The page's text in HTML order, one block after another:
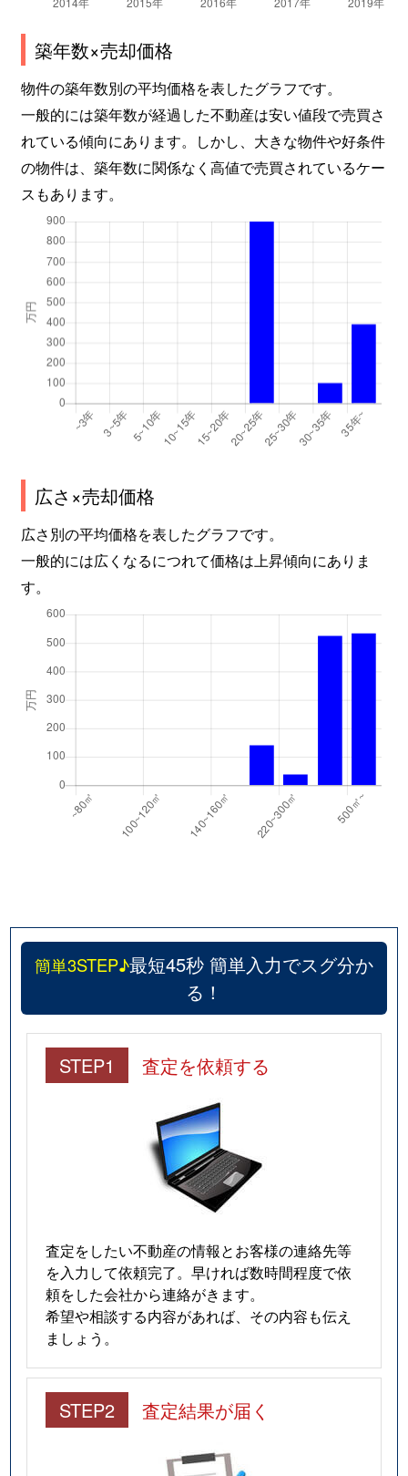
築年数×売却価格
物件の築年数別の平均価格を表したグラフです。
一般的には築年数が経過した不動産は安い値段で売買さ
れている傾向にあります。しかし、大きな物件や好条件
の物件は、築年数に関係なく高値で売買されているケー
スもあります。
広さ×売却価格
広さ別の平均価格を表したグラフです。
一般的には広くなるにつれて価格は上昇傾向にありま
す。
簡単3STEP♪最短45秒 簡単入力でスグ分か
る！
STEP1 査定を依頼する
査定をしたい不動産の情報とお客様の連絡先等
を入力して依頼完了。早ければ数時間程度で依
頼をした会社から連絡がきます。
希望や相談する内容があれば、その内容も伝え
ましょう。
STEP2 査定結果が届く